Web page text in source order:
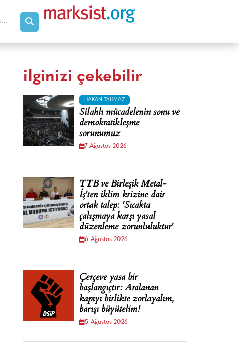
ilginizi çekebilir
HAKAN TAHMAZ
Silahlı mücadelenin sonu ve
demokratikleşme
sorunumuz
7 Ağustos 2026
TTB ve Birleşik Metal-
İş'ten iklim krizine dair
ortak talep: 'Sıcakta
çalışmaya karşı yasal
düzenleme zorunluluktur'
6 Ağustos 2026
Çerçeve yasa bir
başlangıçtır: Aralanan
kapıyı birlikte zorlayalım,
barışı büyütelim!
5 Ağustos 2026